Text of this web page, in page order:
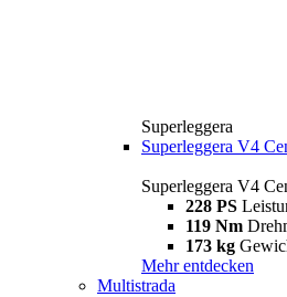
Superleggera
Superleggera V4
Superleggera V4
228 PS
119 Nm
173 kg
Mehr entdecken
Multistrada